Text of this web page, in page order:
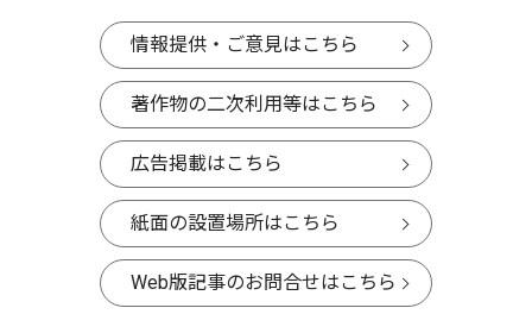
情報提供・ご意見はこちら
著作物の二次利用等はこちら
広告掲載はこちら
紙面の設置場所はこちら
Web版記事のお問合せはこちら